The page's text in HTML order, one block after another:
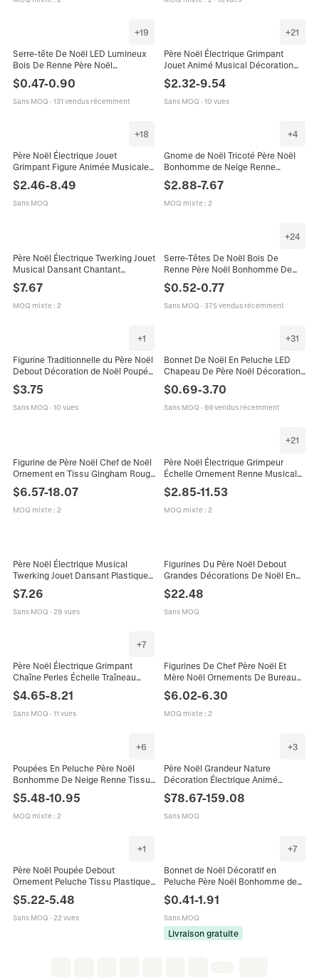
+19
Serre-tête De Noël LED Lumineux
Bois De Renne Père Noël
Bonhomme De Neige Peluche
Accessoire De Fête Pour Enfants
Adultes
$0.47-0.90
Sans MOQ · 131 vendus récemment
+21
Père Noël Électrique Grimpant
Jouet Animé Musical Décoration
Noël Peluche Plastique Échelle
Perles Cheminée Style Cadeau
$2.32-9.54
Sans MOQ · 10 vues
+18
Père Noël Électrique Jouet
Grimpant Figure Animée Musicale
Décoration Suspendue Noël
Peluche Plastique Cadeau
$2.46-8.49
Sans MOQ
+4
Gnome de Noël Tricoté Père Noël
Bonhomme de Neige Renne
Poupées en Peluche Ornements
Télescopiques Décorations de Noël
Maison
$2.88-7.67
MOQ mixte: 2
Père Noël Électrique Twerking Jouet
Musical Dansant Chantant
Polyester Cadeau Décoration
$7.67
MOQ mixte: 2
+24
Serre-Têtes De Noël Bois De
Renne Père Noël Bonhomme De
Paillettes Peluche Décoration
Costume
$0.52-0.77
Sans MOQ · 375 vendus récemment
+1
Figurine Traditionnelle du Père Noël
Debout Décoration de Noël Poupée
en Peluche Festive pour Fête
Ornement de Maison Multicolore
$3.75
Sans MOQ · 10 vues
+31
Bonnet De Noël En Peluche LED
Chapeau De Père Noël Décoration
De Fête Festive Velours Étoile Pour
Adultes Et Enfants
$0.69-3.70
Sans MOQ · 69 vendus récemment
Figurine de Père Noël Chef de Noël
Ornement en Tissu Gingham Rouge
Bienvenue pour Restaurant Hôtel
$6.57-18.07
MOQ mixte: 2
+21
Père Noël Électrique Grimpeur
Échelle Ornement Renne Musical
Cadeau De Noël
$2.85-11.53
MOQ mixte: 2
Père Noël Électrique Musical
Twerking Jouet Dansant Plastique
Polyester Décoration De Noël
Ornement Maison Vacances
$7.26
Sans MOQ · 28 vues
Figurines Du Père Noël Debout
Grandes Décorations De Noël En
Tissu Peluche Réalistes Décoration
Intérieure Fête Vintage
$22.48
Sans MOQ
+7
Père Noël Électrique Grimpant
Chaîne Perles Échelle Traîneau
Renne Décoration Noël Musicale
Ornement Plastique Peluche
$4.65-8.21
Sans MOQ · 11 vues
Figurines De Chef Père Noël Et
Mère Noël Ornements De Bureau
Tissu Plastique Bonhomme Pain
Épices Sucre D'Orge
$6.02-6.30
MOQ mixte: 2
+6
Poupées En Peluche Père Noël
Bonhomme De Neige Renne Tissu
Décoration Intérieure Fait Main
Doux
$5.48-10.95
MOQ mixte: 2
+3
Père Noël Grandeur Nature
Décoration Électrique Animé
Velours Centre Commercial
Ornement
$78.67-159.08
Sans MOQ
+1
Père Noël Poupée Debout
Ornement Peluche Tissu Plastique
Décoration Festive Traditionnelle
Noël Figurine De Table Avec
Accessoires
$5.22-5.48
Sans MOQ · 22 vues
+7
Bonnet de Noël Décoratif en
Peluche Père Noël Bonhomme de
Neige Renne Pour Adultes Enfants
Fête Costume Accessoire Festif
$0.41-1.91
Sans MOQ
Livraison gratuite